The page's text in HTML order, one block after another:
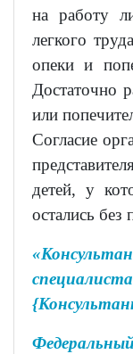
на работу
легкого
опеки и
Достаточно
или
Согласие
детей, у
остались без